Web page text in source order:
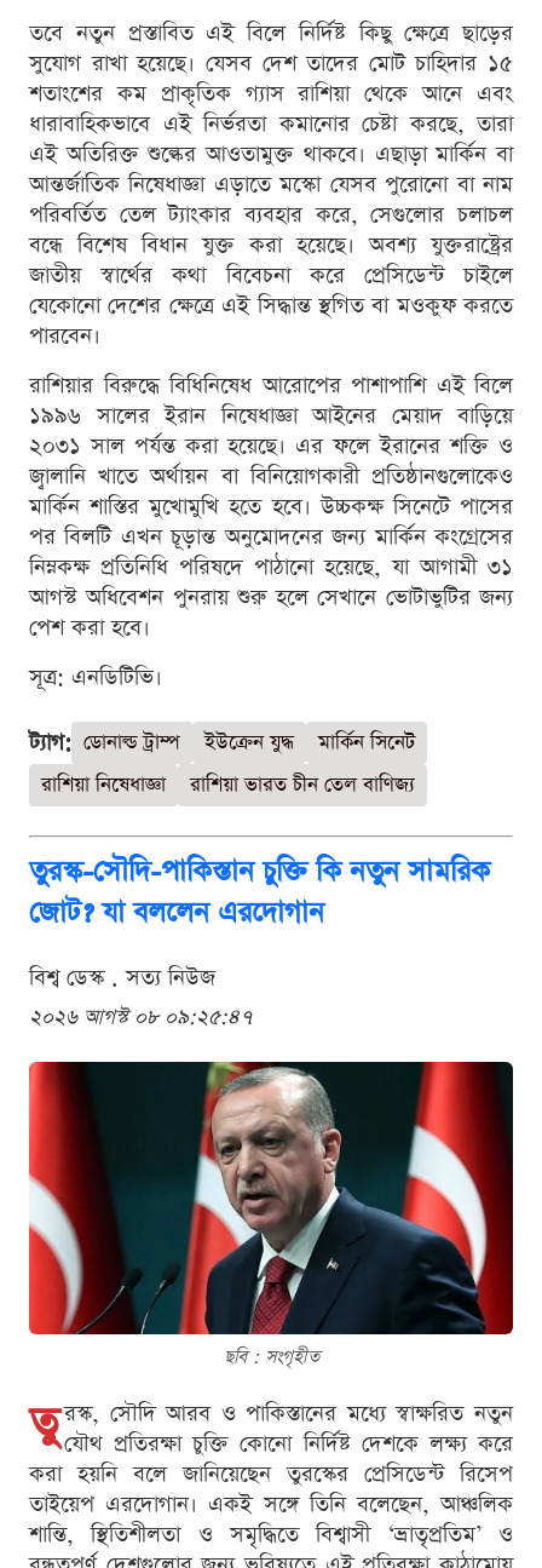
তবে নতুন প্রস্তাবিত এই বিলে নির্দিষ্ট কিছু ক্ষেত্রে ছাড়ের
সুযোগ রাখা হয়েছে। যেসব দেশ তাদের মোট চাহিদার ১৫
শতাংশের কম প্রাকৃতিক গ্যাস রাশিয়া থেকে আনে এবং
ধারাবাহিকভাবে এই নির্ভরতা কমানোর চেষ্টা করছে, তারা
এই অতিরিক্ত শুল্কের আওতামুক্ত থাকবে। এছাড়া মার্কিন বা
আন্তর্জাতিক নিষেধাজ্ঞা এড়াতে মস্কো যেসব পুরোনো বা নাম
পরিবর্তিত তেল ট্যাংকার ব্যবহার করে, সেগুলোর চলাচল
বন্ধে বিশেষ বিধান যুক্ত করা হয়েছে। অবশ্য যুক্তরাষ্ট্রের
জাতীয় স্বার্থের কথা বিবেচনা করে প্রেসিডেন্ট চাইলে
যেকোনো দেশের ক্ষেত্রে এই সিদ্ধান্ত স্থগিত বা মওকুফ করতে
পারবেন।
রাশিয়ার বিরুদ্ধে বিধিনিষেধ আরোপের পাশাপাশি এই বিলে
১৯৯৬ সালের ইরান নিষেধাজ্ঞা আইনের মেয়াদ বাড়িয়ে
২০৩১ সাল পর্যন্ত করা হয়েছে। এর ফলে ইরানের শক্তি ও
জ্বালানি খাতে অর্থায়ন বা বিনিয়োগকারী প্রতিষ্ঠানগুলোকেও
মার্কিন শাস্তির মুখোমুখি হতে হবে। উচ্চকক্ষ সিনেটে পাসের
পর বিলটি এখন চূড়ান্ত অনুমোদনের জন্য মার্কিন কংগ্রেসের
নিম্নকক্ষ প্রতিনিধি পরিষদে পাঠানো হয়েছে, যা আগামী ৩১
আগস্ট অধিবেশন পুনরায় শুরু হলে সেখানে ভোটাভুটির জন্য
পেশ করা হবে।
সূত্র: এনডিটিভি।
ট্যাগ: ডোনাল্ড ট্রাম্প ইউক্রেন যুদ্ধ
মার্কিন সিনেট
রাশিয়া নিষেধাজ্ঞা
রাশিয়া ভারত চীন তেল বাণিজ্য
তুরস্ক-সৌদি-পাকিস্তান চুক্তি কি নতুন সামরিক
জোট? যা বললেন এরদোগান
বিশ্ব ডেস্ক . সত্য নিউজ
২০২৬ আগস্ট ০৮ ০৯:২৫:৪৭
ছবি : সংগৃহীত
তু রস্ক, সৌদি আরব ও পাকিস্তানের মধ্যে স্বাক্ষরিত নতুন
যৌথ প্রতিরক্ষা চুক্তি কোনো নির্দিষ্ট দেশকে লক্ষ্য করে
করা হয়নি বলে জানিয়েছেন তুরস্কের প্রেসিডেন্ট রিসেপ
তাইয়েপ এরদোগান। একই সঙ্গে তিনি বলেছেন, আঞ্চলিক
শান্তি, স্থিতিশীলতা ও সমৃদ্ধিতে বিশ্বাসী ‘ভ্রাতৃপ্রতিম’ ও